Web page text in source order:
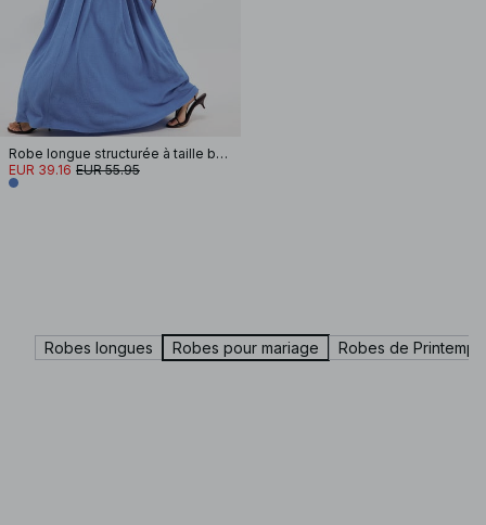
Robe longue structurée à taille basse tombante
EUR 39.16 EUR 55.95
Robes longues Robes pour mariage Robes de Printemps